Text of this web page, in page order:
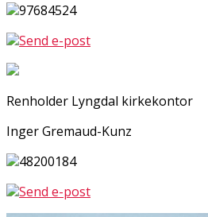
97684524
Send e-post
Renholder Lyngdal kirkekontor
Inger Gremaud-Kunz
48200184
Send e-post